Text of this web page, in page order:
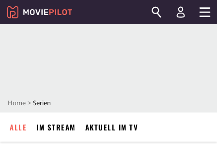
Home Serien
ALLE IM STREAM AKTUELL IM TV